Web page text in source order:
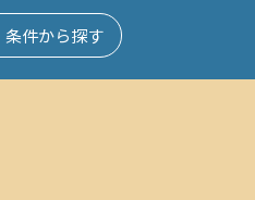
条件から探す